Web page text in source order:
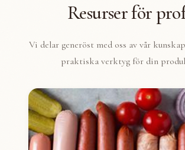
Resurser för
Vi delar generöst med oss av vår
praktiska verktyg för din